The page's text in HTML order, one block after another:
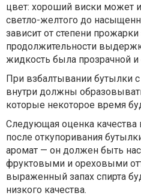
цвет: хороший виски может
светло-желтого до
зависит от степени прожарки
продолжительности
жидкость была прозрачной и
При взбалтывании бутылки
внутри должны
которые некоторое время
Следующая оценка качества
после откупоривания
аромат — он должен быть
фруктовыми и ореховыми
выраженный запах спирта
низкого качества.